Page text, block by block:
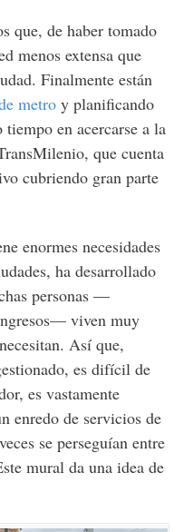
que, de haber tomado
menos extensa que
Finalmente están
metroy planificando
en acercarse a la
que cuenta
cubriendo gran parte
enormes necesidades
ha desarrollado
personas —
viven muy
Así que,
es difícil de
es vastamente
enredo de servicios de
se perseguían entre
mural da una idea de